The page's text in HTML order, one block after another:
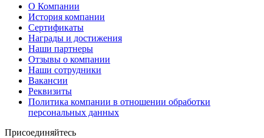
О Компании
История компании
Сертификаты
Награды и достижения
Наши партнеры
Отзывы о компании
Наши сотрудники
Вакансии
Реквизиты
Политика компании в отношении обработки
персональных данных
Присоединяйтесь